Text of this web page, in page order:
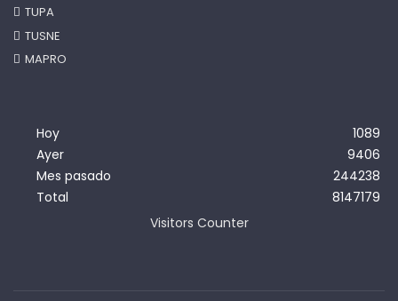
TUPA
TUSNE
MAPRO
Hoy
Ayer
Mes pasado
Total
1089
9406
244238
8147179
Visitors Counter